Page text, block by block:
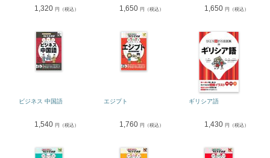
1,320 円（税込） 1,650 円（税込） 1,650 円（税込）
ビジネス 中国語
1,540 円（税込）
エジプト
1,760 円（税込）
ギリシア語
1,430 円（税込）